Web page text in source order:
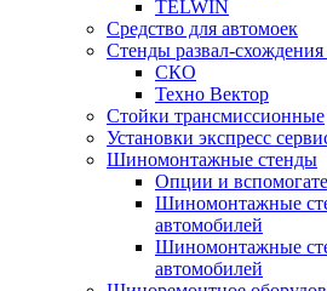
TELWIN
Средство для автомоек
Стенды развал-схождения
СКО
Техно Вектор
Стойки трансмиссионные
Установки экспресс
Шиномонтажные стенды
Опции и
Шиномонтажные
автомобилей
Шиномонтажные
автомобилей